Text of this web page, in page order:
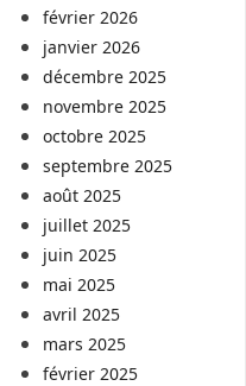
février 2026
janvier 2026
décembre 2025
novembre 2025
octobre 2025
septembre 2025
août 2025
juillet 2025
juin 2025
mai 2025
avril 2025
mars 2025
février 2025